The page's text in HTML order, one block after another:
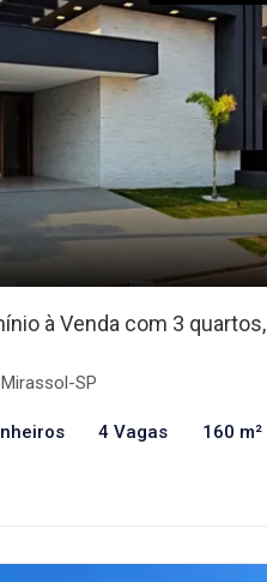
à Venda com 3 quartos,
SP
4 Vagas 160 m²